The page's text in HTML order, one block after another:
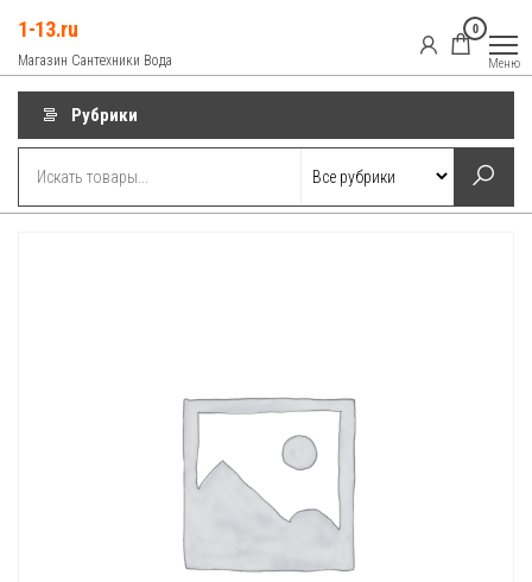
содержимому
1-13.ru
Магазин Сантехники Вода
0
Меню
Рубрики